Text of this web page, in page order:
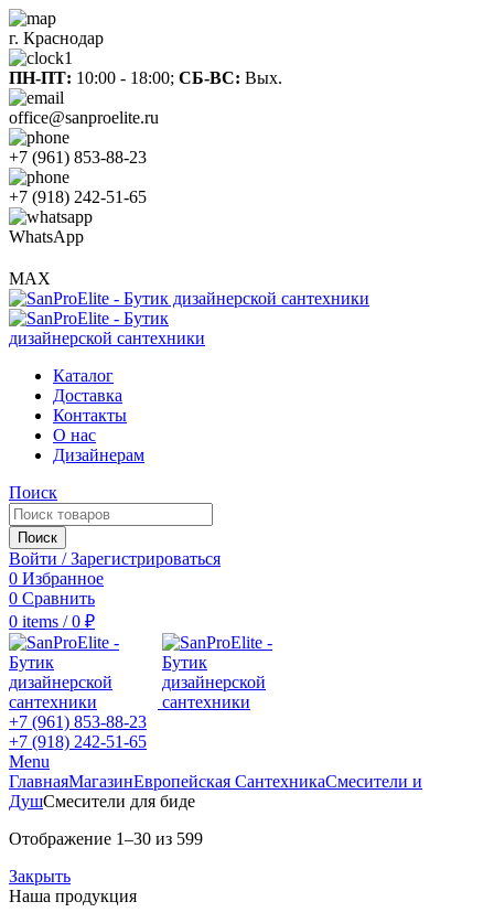
г. Краснодар
ПН-ПТ: 10:00 - 18:00; СБ-ВС: Вых.
office@sanproelite.ru
+7 (961) 853-88-23
+7 (918) 242-51-65
WhatsApp
MAX
Каталог
Доставка
Контакты
О нас
Дизайнерам
Поиск
Поиск
Войти / Зарегистрироваться
0 Избранное
0 Сравнить
0 items / 0 ₽
+7 (961) 853-88-23
+7 (918) 242-51-65
Menu
ГлавнаяМагазинЕвропейская СантехникаСмесители и
ДушСмесители для биде
Отображение 1–30 из 599
Закрыть
Наша продукция